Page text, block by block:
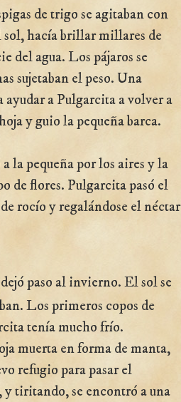
de trigo se agitaban con
hacía brillar millares de
del agua. Los pájaros se
sujetaban el peso. Una
ayudar a Pulgarcita a volver a
y guio la pequeña barca.
la pequeña por los aires y la
de flores. Pulgarcita pasó el
rocío y regalándose el néctar
paso al invierno. El sol se
Los primeros copos de
tenía mucho frío.
muerta en forma de manta,
refugio para pasar el
tiritando, se encontró a una